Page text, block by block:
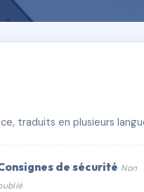
traduits en plusieurs
de sécurité Non